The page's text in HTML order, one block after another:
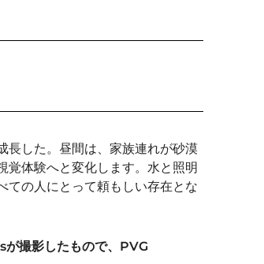
長した。昼間は、家族連れが砂漠
覚体験へと変化します。水と照明
ての人にとって頼もしい存在とな
撮影したもので、PVG